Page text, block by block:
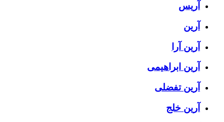
آریس
آرین
آرین آرا
آرین ابراهیمی
آرین تفضلی
آرین خلج